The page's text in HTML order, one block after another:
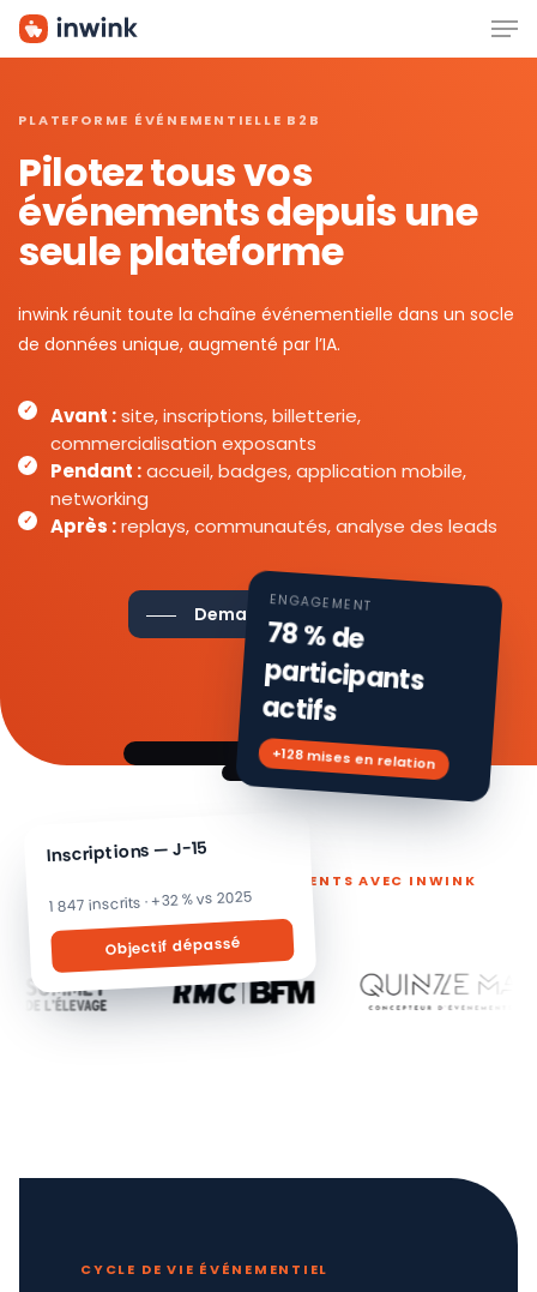
Skip
PLATEFORME ÉVÉNEMENTIELLE B2B
Pilotez tous vos
événements depuis une
seule plateforme
inwink réunit toute la chaîne événementielle dans un socle
de données unique, augmenté par l’IA.
Avant :site, inscriptions, billetterie,
commercialisation exposants
Pendant :accueil, badges, application mobile,
networking
Après :replays, communautés, analyse des leads
Demander une démo
Inscriptions — J-15
1 847 inscrits · +32 % vs 2025
Objectif dépassé
ENGAGEMENT
78 % de
participants
actifs
+128 mises en relation
ILS PILOTENT LEURS ÉVÉNEMENTS AVEC INWINK
CYCLE DE VIE ÉVÉNEMENTIEL